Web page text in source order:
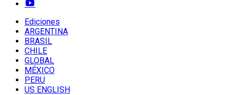
Ediciones
ARGENTINA
BRASIL
CHILE
GLOBAL
MÉXICO
PERU
US ENGLISH